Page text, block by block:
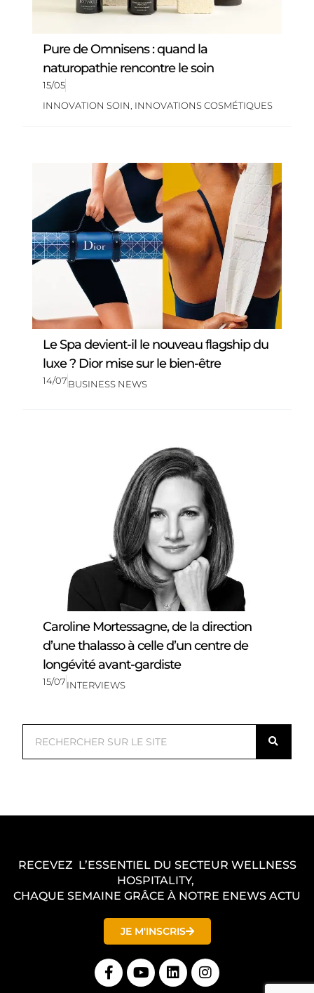
Pure de Omnisens : quand la
naturopathie rencontre le soin
15/05
INNOVATION SOIN INNOVATIONS COSMÉTIQUES
Le Spa devient-il le nouveau flagship du
luxe ? Dior mise sur le bien-être
14/07BUSINESS NEWS
Caroline Mortessagne, de la direction
d’une thalasso à celle d’un centre de
longévité avant-gardiste
15/07INTERVIEWS
h
r
RECEVEZ L’ESSENTIEL DU SECTEUR WELLNESS
HOSPITALITY,
CHAQUE SEMAINE GRÂCE À NOTRE ENEWS ACTU
JE M'INSCRIS
F
a
Y
o
L
i
I
n